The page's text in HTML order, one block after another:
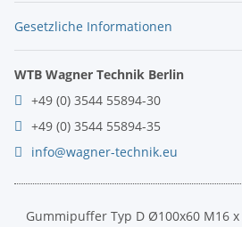
Gesetzliche Informationen
WTB Wagner Technik Berlin
+49 (0) 3544 55894-30
+49 (0) 3544 55894-35
info@wagner-technik.eu
Gummipuffer Typ D Ø100x60 M16 x